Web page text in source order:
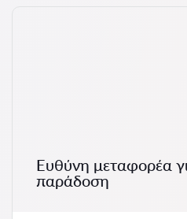
Ευθύνη μεταφορέα
παράδοση